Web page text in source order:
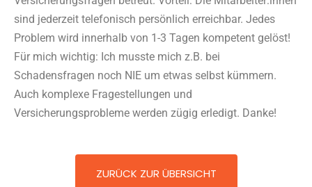
sind jederzeit telefonisch persönlich erreichbar. Jedes
Problem wird innerhalb von 1-3 Tagen kompetent gelöst!
Für mich wichtig: Ich musste mich z.B. bei
Schadensfragen noch NIE um etwas selbst kümmern.
Auch komplexe Fragestellungen und
Versicherungsprobleme werden zügig erledigt. Danke!
ZURÜCK ZUR ÜBERSICHT